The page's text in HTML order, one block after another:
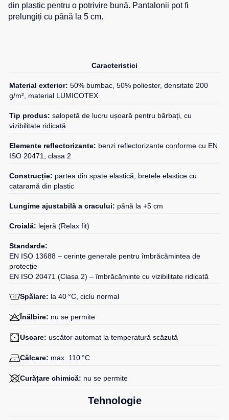
de
copiiTours
Hanorac
pentru
pentru
pentru
Îmbrăcăminte
vizibilitate
din plastic pentru o potrivire bună. Pantalonii pot fi
prelungiți cu până la 5 cm.
Caracteristici
Material exterior: 50% bumbac, 50% poliester, densitate 200
g/m², material LUMICOTEX
Tip produs: salopetă de lucru ușoară pentru bărbați, cu
vizibilitate ridicată
Elemente reflectorizante: benzi reflectorizante conforme cu EN
ISO 20471, clasa 2
Construcție: partea din spate elastică, bretele elastice cu
cataramă din plastic
Lungime ajustabilă a cracului: până la +5 cm
Croială: lejeră (Relax fit)
Standarde:
EN ISO 13688 – cerințe generale pentru îmbrăcămintea de
protecție
EN ISO 20471 (Clasa 2) – îmbrăcăminte cu vizibilitate ridicată
Spălare: la 40 °C, ciclu normal
Înălbire: nu se permite
Uscare: uscător automat la temperatură scăzută
Călcare: max. 110 °C
Curățare chimică: nu se permite
Tehnologie